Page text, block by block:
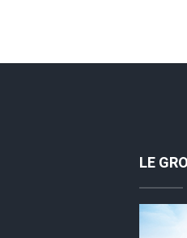
LE